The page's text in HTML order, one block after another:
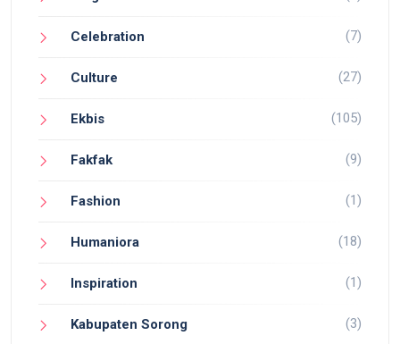
Celebration (7)
Culture (27)
Ekbis (105)
Fakfak (9)
Fashion (1)
Humaniora (18)
Inspiration (1)
Kabupaten Sorong (3)